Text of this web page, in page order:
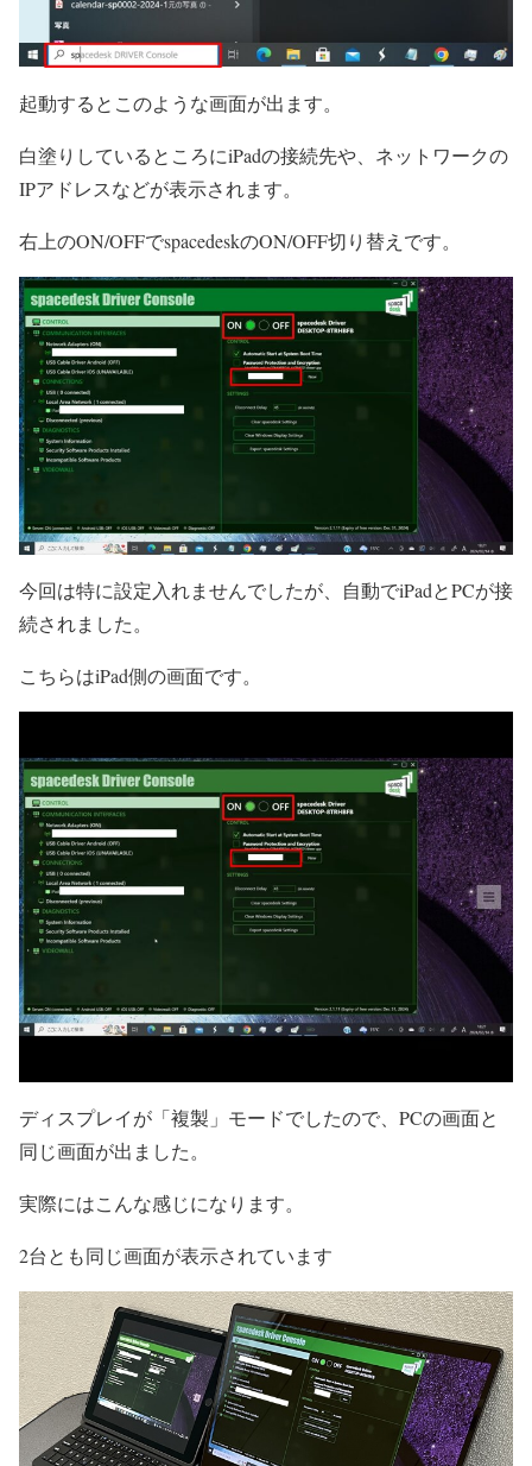
起動するとこのような画面が出ます。
白塗りしているところにiPadの接続先や、ネットワークの
IPアドレスなどが表示されます。
右上のON/OFFでspacedeskのON/OFF切り替えです。
今回は特に設定入れませんでしたが、自動でiPadとPCが接
続されました。
こちらはiPad側の画面です。
ディスプレイが「複製」モードでしたので、PCの画面と
同じ画面が出ました。
実際にはこんな感じになります。
2台とも同じ画面が表示されています